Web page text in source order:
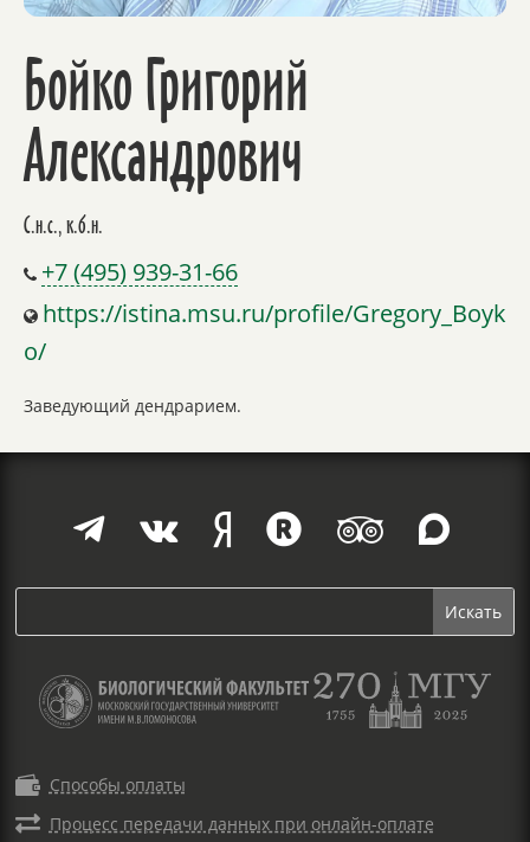
Бойко Григорий
Александрович
С.н.с., к.б.н.
+7 (495) 939-31-66
https://istina.msu.ru/profile/Gregory_Boyk
o/
Заведующий дендрарием.
     
 Способы оплаты
 Процесс передачи данных при онлайн-оплате